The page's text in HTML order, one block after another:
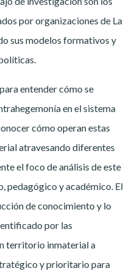
por organizaciones de La
sus modelos formativos y
entender cómo se
en el sistema
cómo operan estas
atravesando diferentes
el foco de análisis de este
pedagógico y académico. El
de conocimiento y lo
por las
territorio inmaterial a
y prioritario para